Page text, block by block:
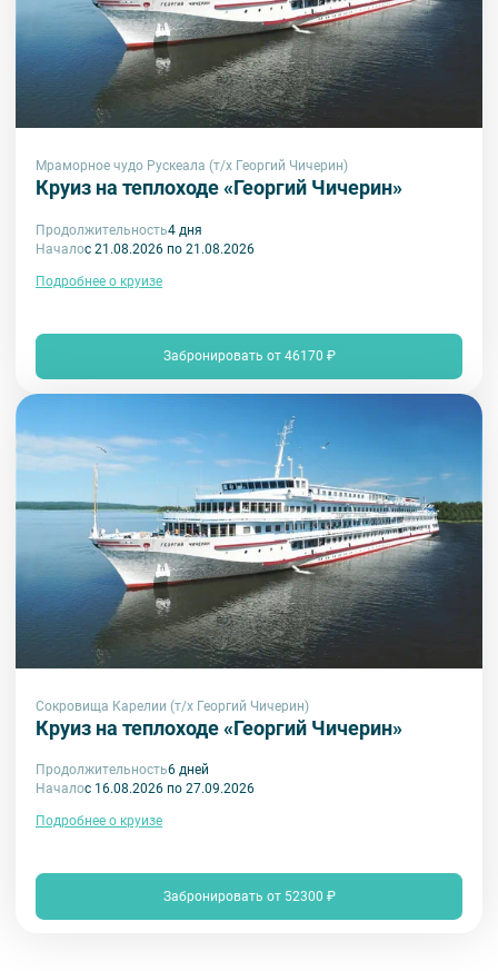
Мраморное чудо Рускеала (т/х Георгий Чичерин)
Круиз на теплоходе «Георгий Чичерин»
Продолжительность4 дня
Началос 21.08.2026 по 21.08.2026
Подробнее о круизе
Забронировать от 46170 ₽
Сокровища Карелии (т/х Георгий Чичерин)
Круиз на теплоходе «Георгий Чичерин»
Продолжительность6 дней
Началос 16.08.2026 по 27.09.2026
Подробнее о круизе
Забронировать от 52300 ₽